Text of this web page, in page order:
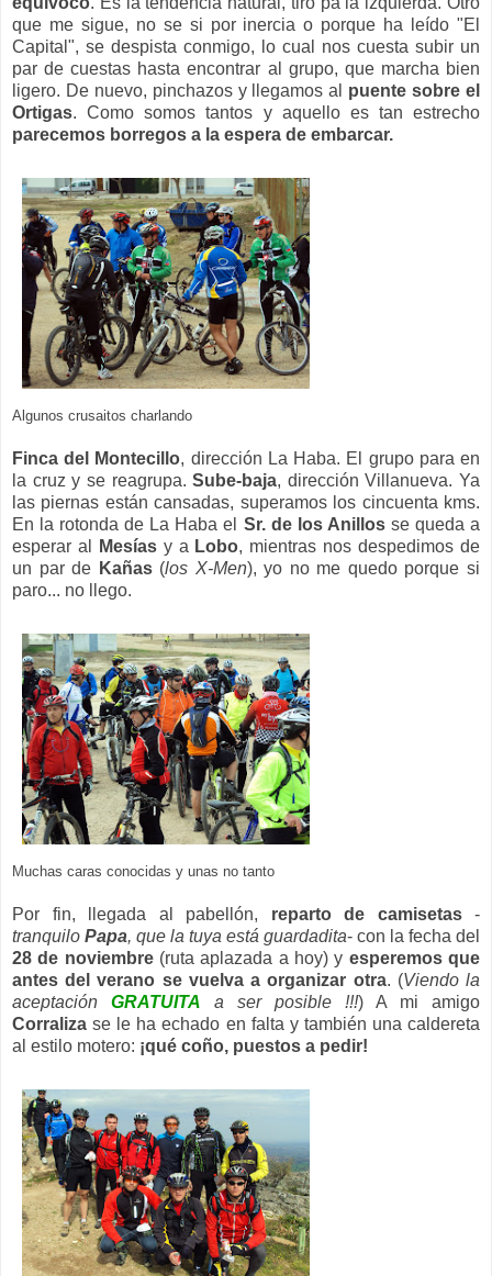
que me sigue, no se si por inercia o porque ha leído "El
Capital", se despista conmigo, lo cual nos cuesta subir un
par de cuestas hasta encontrar al grupo, que marcha bien
ligero. De nuevo, pinchazos y llegamos al puente sobre el
Ortigas. Como somos tantos y aquello es tan estrecho
parecemos borregos a la espera de embarcar.
Algunos crusaitos charlando
Finca del Montecillo, dirección La Haba. El grupo para en
la cruz y se reagrupa. Sube-baja, dirección Villanueva. Ya
las piernas están cansadas, superamos los cincuenta kms.
En la rotonda de La Haba el Sr. de los Anillosse queda a
esperar al
Mesíasy a Lobo, mientras nos despedimos de
un par de Kañas(los X-Men), yo no me quedo porque si
paro... no llego.
Muchas caras conocidas y unas no tanto
Por fin, llegada al pabellón, reparto de camisetas-
tranquilo Papa, que la tuya está guardadita- con la fecha del
28 de noviembre(ruta aplazada a hoy) y esperemos que
antes del verano se vuelva a organizar otra. (Viendo la
aceptación GRATUITA a ser posible !!!) A mi amigo
Corraliza se le ha echado en falta y también una caldereta
al estilo motero: ¡qué coño, puestos a pedir!